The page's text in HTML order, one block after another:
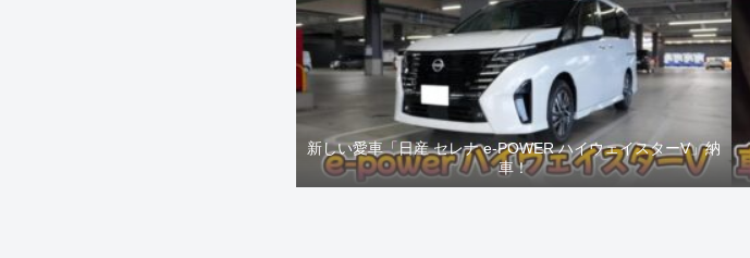
新しい愛車「日産 セレナ e-POWER ハイウェイスターV」納
車！